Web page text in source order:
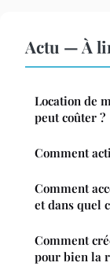
Actu — À
Location de
peut coûter ?
Comment
Comment
et dans quel
Comment
pour bien la